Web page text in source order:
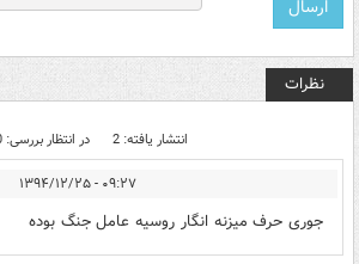
نظرات
انتشار یافته: 2 در انتظار بررسی: 0
۰۹:۲۷ - ۱۳۹۴/۱۲/۲۵
جوری حرف میزنه انگار روسیه عامل جنگ بوده